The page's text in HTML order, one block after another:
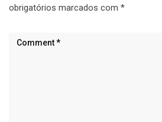
obrigatórios marcados com *